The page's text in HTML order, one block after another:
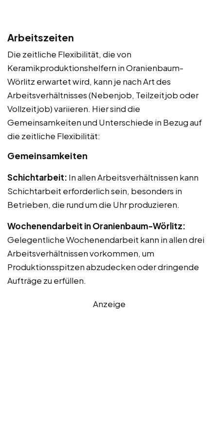
Arbeitszeiten
Die zeitliche Flexibilität, die von
Keramikproduktionshelfern in Oranienbaum-
Wörlitz erwartet wird, kann je nach Art des
Arbeitsverhältnisses (Nebenjob, Teilzeitjob oder
Vollzeitjob) variieren. Hier sind die
Gemeinsamkeiten und Unterschiede in Bezug auf
die zeitliche Flexibilität:
Gemeinsamkeiten
Schichtarbeit: In allen Arbeitsverhältnissen kann
Schichtarbeit erforderlich sein, besonders in
Betrieben, die rund um die Uhr produzieren.
Wochenendarbeit in Oranienbaum-Wörlitz:
Gelegentliche Wochenendarbeit kann in allen drei
Arbeitsverhältnissen vorkommen, um
Produktionsspitzen abzudecken oder dringende
Aufträge zu erfüllen.
Anzeige